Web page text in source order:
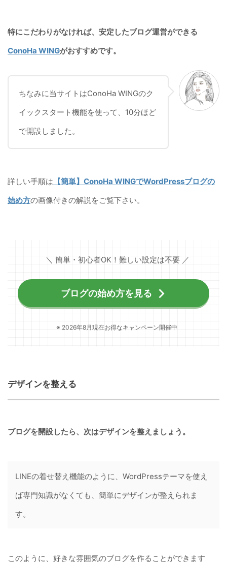
特にこだわりがなければ、安定したブログ運営ができる
ConoHa WINGがおすすめです。
ちなみに当サイトはConoHa WINGのク
イックスタート機能を使って、10分ほど
で開設しました。
詳しい手順は 【簡単】ConoHa WINGでWordPressブログの
始め方の画像付きの解説をご覧下さい。
＼ 簡単・初心者OK！難しい設定は不要 ／
ブログの始め方を見る
※ 2026年8月現在お得なキャンペーン開催中
デザインを整える
ブログを開設したら、次はデザインを整えましょう。
LINEの着せ替え機能のように、WordPressテーマを使え
ば専門知識がなくても、簡単にデザインが整えられま
す。
このように、好きな雰囲気のブログを作ることができます